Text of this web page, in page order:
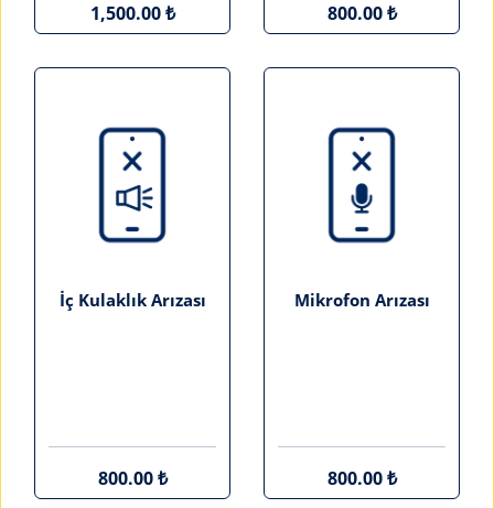
1,500.00 ₺ 800.00 ₺
İç Kulaklık Arızası
800.00 ₺
Mikrofon Arızası
800.00 ₺